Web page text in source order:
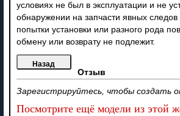
условиях не был в эксплуатации и не
обнаружении на запчасти явных следов
попытки установки или разного рода
обмену или возврату не подлежит.
Отзыв
Зарегистрируйтесь, чтобы создать
Посмотрите ещё модели из этой